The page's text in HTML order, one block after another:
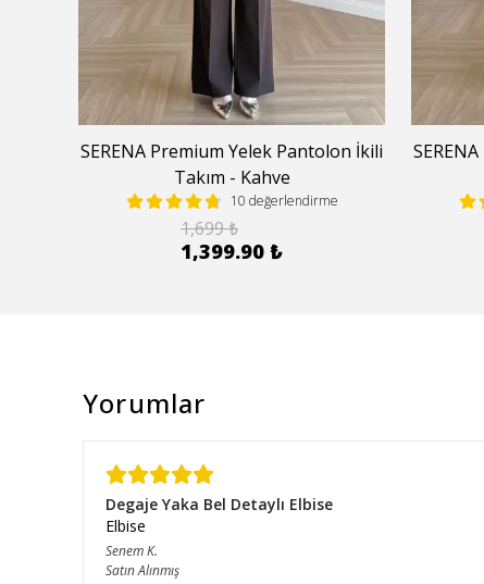
SERENA Premium Yelek Pantolon İkili
Takım - Kahve
10 değerlendirme
1,699 ₺
1,399.90 ₺
Yorumlar
Degaje Yaka Bel Detaylı Elbise
Elbise
SenemK.
Satın Alınmış